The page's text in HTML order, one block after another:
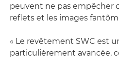
peuvent ne pas empêcher
reflets et les images
« Le revêtement SWC est
particulièrement avancée,